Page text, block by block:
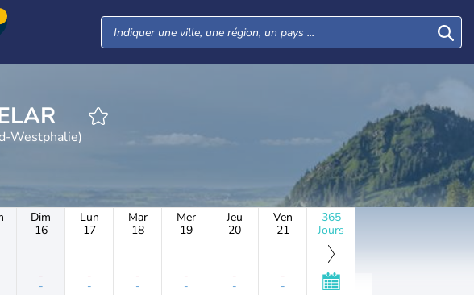
Westphalie)
Dim
16
-
-
Lun
17
-
-
Mar
18
-
-
Mer
19
-
-
Jeu
20
-
-
Ven
21
-
-
365
Jours